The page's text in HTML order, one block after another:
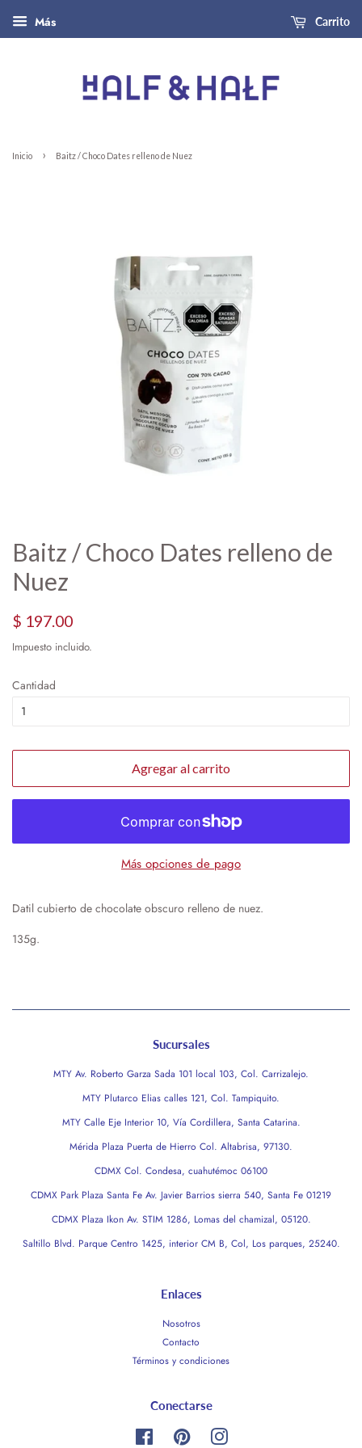
Más Carrito
Inicio › Baitz / Choco Dates relleno de Nuez
Baitz / Choco Dates relleno de
Nuez
Precio
$ 197.00
oferta
Impuesto incluido.
Cantidad
Agregar al carrito
Más opciones de pago
Datil cubierto de chocolate obscuro relleno de nuez.
135g.
Sucursales
MTY Av. Roberto Garza Sada 101 local 103, Col. Carrizalejo.
MTY Plutarco Elias calles 121, Col. Tampiquito.
MTY Calle Eje Interior 10, Vía Cordillera, Santa Catarina.
Mérida Plaza Puerta de Hierro Col. Altabrisa, 97130.
CDMX Col. Condesa, cuahutémoc 06100
CDMX Park Plaza Santa Fe Av. Javier Barrios sierra 540, Santa Fe 01219
CDMX Plaza Ikon Av. STIM 1286, Lomas del chamizal, 05120.
Saltillo Blvd. Parque Centro 1425, interior CM B, Col, Los parques, 25240.
Enlaces
Nosotros
Contacto
Términos y condiciones
Conectarse
FacebookPinterestInstagram